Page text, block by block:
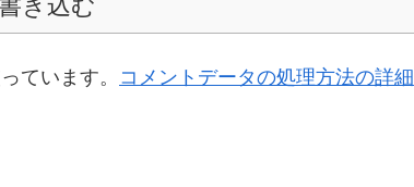
き込む
ています。 コメントデータの処理方法の詳細